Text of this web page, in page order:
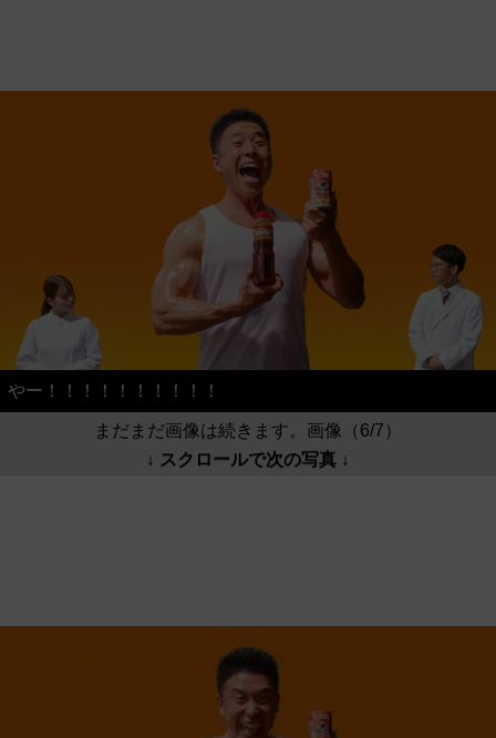
やー！！！！！！！！！！
まだまだ画像は続きます。画像（6/7）
↓ スクロールで次の写真 ↓